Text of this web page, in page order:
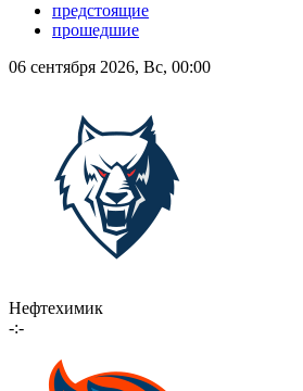
предстоящие
прошедшие
06 сентября 2026, Вс, 00:00
Нефтехимик
-:-